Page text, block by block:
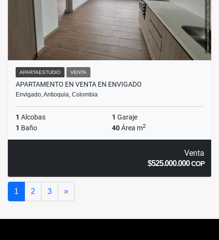
APARTAESTUDIO VENTA
APARTAMENTO EN VENTA EN ENVIGADO
Envigado, Antioquia, Colombia
1 Alcobas 1 Garaje
1 Baño 40Área m2
Venta
$525.000.000COP
1 2 3 »Siguiente